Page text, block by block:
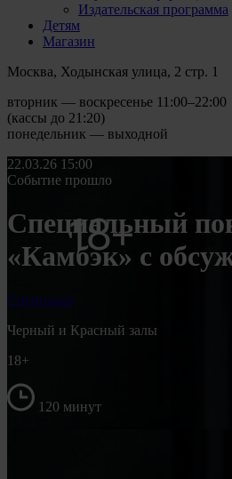
Издательская программа
Детям
Магазин
Москва, Ходынская улица, 2 стр. 1
вторник — воскресенье 11:00–22:00
(кассы до 21:20)
понедельник — выходной
22.03.26 15:00
Событие прошло
Специальный
«Камбэк» с
Спецпоказ
Черный и Красный залы
18+
120 минут